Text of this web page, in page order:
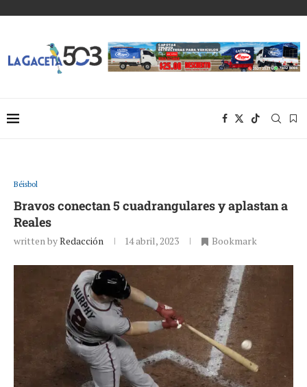
Béisbol
Bravos conectan 5 cuadrangulares y aplastan a
Reales
written byRedacción 14 abril, 2023 Bookmark